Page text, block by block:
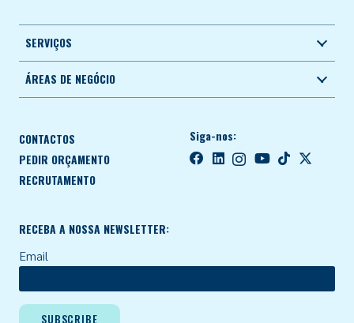
SERVIÇOS
ÁREAS DE NEGÓCIO
CONTACTOS
PEDIR ORÇAMENTO
RECRUTAMENTO
Siga-nos:
RECEBA A NOSSA NEWSLETTER:
Email